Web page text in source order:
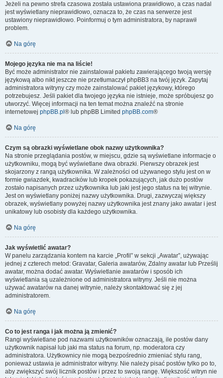
Jeżeli na pewno strefa czasowa została ustawiona prawidłowo, a czas nadal
jest wyświetlany nieprawidłowo, oznacza to, że czas na serwerze jest
ustawiony nieprawidłowo. Poinformuj o tym administratora, by naprawił
problem.
Na górę
Mojego języka nie ma na liście!
Być może administrator nie zainstalował pakietu zawierającego twoją wersję
językową albo nikt jeszcze nie przetłumaczył phpBB3 na twój język. Zapytaj
administratora witryny czy może zainstalować pakiet językowy, którego
potrzebujesz. Jeśli pakiet dla twojego języka nie istnieje, może spróbujesz go
utworzyć. Więcej informacji na ten temat można znaleźć na stronie
internetowej phpBB.pl ® lub phpBB Limited phpBB.com®
Na górę
Czym są obrazki wyświetlane obok nazwy użytkownika?
Na stronie przeglądania postów, w miejscu, gdzie są wyświetlane informacje o
użytkowniku, mogą być wyświetlane dwa obrazki. Pierwszy obrazek jest
skojarzony z rangą użytkownika. W zależności od używanego stylu jest on w
formie gwiazdek, kwadracików lub kropek pokazujących, jak dużo postów
zostało napisanych przez użytkownika lub jaki jest jego status na tej witrynie.
Jest on wyświetlany poniżej nazwy użytkownika. Drugi, zazwyczaj większy
obrazek, wyświetlany powyżej nazwy użytkownika jest znany jako awatar i jest
unikatowy lub osobisty dla każdego użytkownika.
Na górę
Jak wyświetlić awatar?
W panelu zarządzania kontem na karcie „Profil” w sekcji „Awatar”, używając
jednej z czterech metod: Gravatar, Galeria awatarów, Zdalny awatar lub Prześlij
awatar, można dodać awatar. Wyświetlanie awatarów i sposób ich
wyświetlania są uzależnione od administratora witryny. Jeśli nie można
używać awatarów na danej witrynie, należy skontaktować się z jej
administratorem.
Na górę
Co to jest ranga i jak można ją zmienić?
Rangi wyświetlane pod nazwami użytkowników oznaczają, ile postów dany
użytkownik napisał lub jaki ma status na forum, np. moderatora czy
administratora. Użytkownicy nie mogą bezpośrednio zmieniać stylu rang,
ponieważ ustawia je administrator witryny. Nie należy pisać postów tylko po to,
aby zwiększyć swój licznik postów i przez to swoją rangę. Większość witryn nie